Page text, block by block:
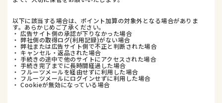
以下に該当する場合は、ポイント加算の対象外となる場合がありま
す。あらかじめご了承ください。
・ 広告サイト側の承認が下りなかった場合
・ 弊社側の取得ログ(利用記録)がない場合
・ 弊社または広告サイト側で不正と判断された場合
・ キャンセル・返品された場合
・ 手続きの途中で他のサイトにアクセスされた場合
・ 手続き完了までに長時間経過した場合
・ フルーツメールを経由せずに利用した場合
・ フルーツメールにログインせずに利用した場合
・ Cookieが無効になっている場合